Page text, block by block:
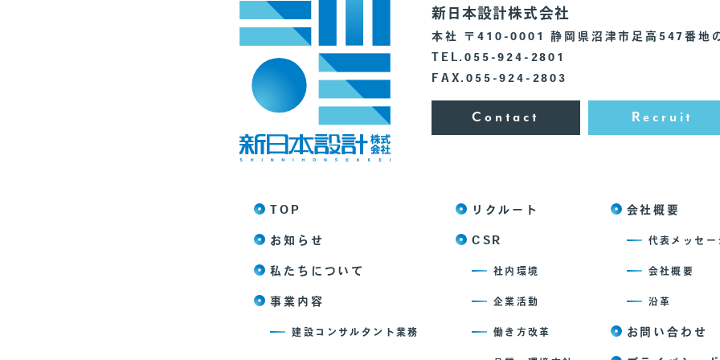
新日本設計株式会社
本社 〒410-0001 静岡県沼津市足高547番地
TEL.055-924-2801
FAX.055-924-2803
Contact Recruit
TOP
お知らせ
私たちについて
事業内容
建設コンサルタント業務
リクルート
CSR
社内環境
企業活動
働き方改革
会社概要
代表メッセー
会社概要
沿革
お問い合わせ